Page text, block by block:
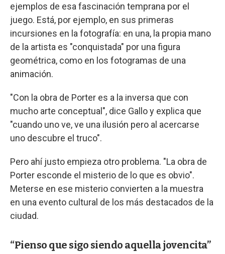
ejemplos de esa fascinación temprana por el
juego. Está, por ejemplo, en sus primeras
incursiones en la fotografía: en una, la propia mano
de la artista es "conquistada" por una figura
geométrica, como en los fotogramas de una
animación.
"Con la obra de Porter es a la inversa que con
mucho arte conceptual", dice Gallo y explica que
"cuando uno ve, ve una ilusión pero al acercarse
uno descubre el truco".
Pero ahí justo empieza otro problema. "La obra de
Porter esconde el misterio de lo que es obvio".
Meterse en ese misterio convierten a la muestra
en una evento cultural de los más destacados de la
ciudad.
“Pienso que sigo siendo aquella jovencita”